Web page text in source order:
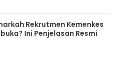
Rekrutmen Kemenkes
Ini Penjelasan Resmi